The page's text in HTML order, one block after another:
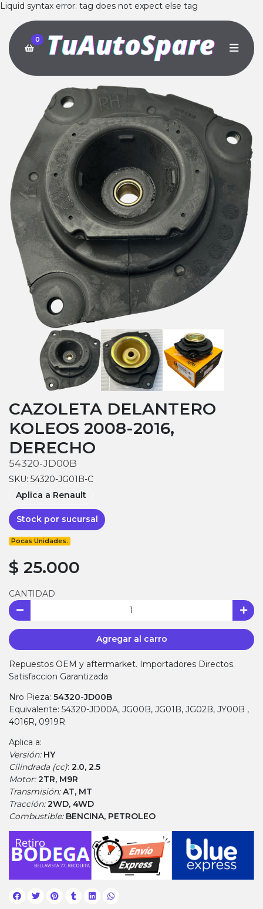
Liquid syntax error: tag does not expect else tag
0
CAZOLETA DELANTERO
KOLEOS 2008-2016,
DERECHO
54320-JD00B
SKU: 54320-JG01B-C
Aplica a Renault
Stock por sucursal
Pocas Unidades.
$ 25.000
CANTIDAD
Agregar al carro
Repuestos OEM y aftermarket. Importadores Directos.
Satisfaccion Garantizada
Nro Pieza: 54320-JD00B
Equivalente: 54320-JD00A, JG00B, JG01B, JG02B, JY00B ,
4016R, 0919R
Aplica a:
Versión: HY
Cilindrada (cc): 2.0, 2.5
Motor:2TR, M9R
Transmisión:AT, MT
Tracción:2WD, 4WD
Combustible: BENCINA, PETROLEO